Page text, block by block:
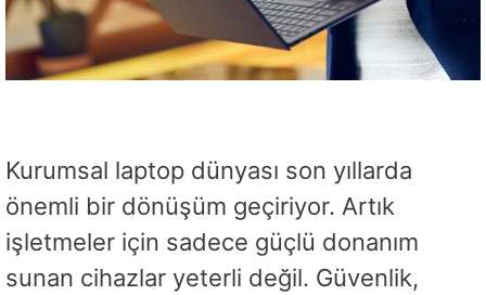
Kurumsal laptop dünyası son yıllarda
önemli bir dönüşüm geçiriyor. Artık
işletmeler için sadece güçlü donanım
sunan cihazlar yeterli değil. Güvenlik,